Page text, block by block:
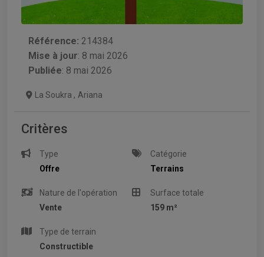
Référence: 214384
Mise à jour: 8 mai 2026
Publiée: 8 mai 2026
La Soukra , Ariana
Critères
Type
Offre
Catégorie
Terrains
Nature de l'opération
Vente
Surface totale
159 m²
Type de terrain
Constructible